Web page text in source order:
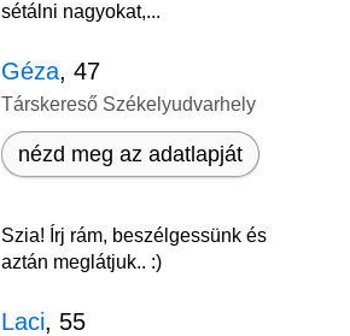
sétálni nagyokat,...
Géza, 47
Társkereső Székelyudvarhely
nézd meg az adatlapját
Szia! Írj rám, beszélgessünk és
aztán meglátjuk.. :)
Laci, 55